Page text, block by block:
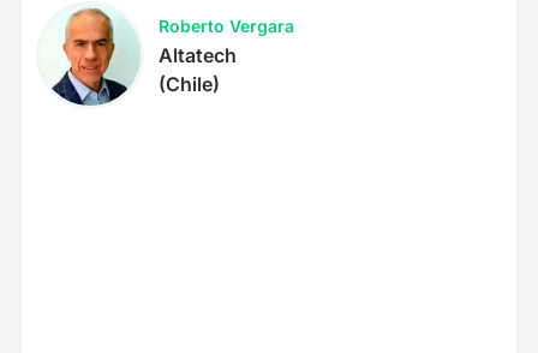
Roberto Vergara
Altatech
(Chile)